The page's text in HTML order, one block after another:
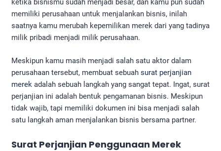
ketika bisnismu sudah menjadi besar, dan kamu pun sudah
memiliki perusahaan untuk menjalankan bisnis, inilah
saatnya kamu merubah kepemilikan merek dari yang tadinya
milik pribadi menjadi milik perusahaan.
Meskipun kamu masih menjadi salah satu aktor dalam
perusahaan tersebut, membuat sebuah surat perjanjian
merek adalah sebuah langkah yang sangat tepat. Ingat, surat
perjanjian ini adalah bentuk pengamanan bisnis. Meskipun
tidak wajib, tapi memiliki dokumen ini bisa menjadi salah
satu langkah aman menjalankan bisnis bersama partner.
Surat Perjanjian Penggunaan Merek